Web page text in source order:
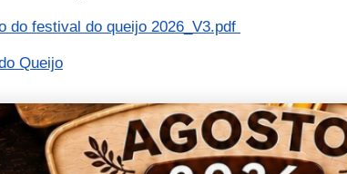
do festival do queijo 2026_V3.pdf
Queijo